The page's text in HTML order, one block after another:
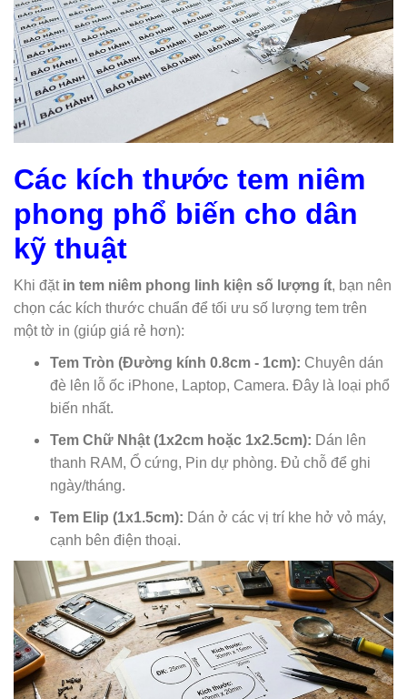
Các kích thước tem niêm
phong phổ biến cho dân
kỹ thuật
Khi đặt in tem niêm phong linh kiện số lượng ít, bạn nên
chọn các kích thước chuẩn để tối ưu số lượng tem trên
một tờ in (giúp giá rẻ hơn):
Tem Tròn (Đường kính 0.8cm - 1cm): Chuyên dán
đè lên lỗ ốc iPhone, Laptop, Camera. Đây là loại phổ
biến nhất.
Tem Chữ Nhật (1x2cm hoặc 1x2.5cm): Dán lên
thanh RAM, Ổ cứng, Pin dự phòng. Đủ chỗ để ghi
ngày/tháng.
Tem Elip (1x1.5cm): Dán ở các vị trí khe hở vỏ máy,
cạnh bên điện thoại.